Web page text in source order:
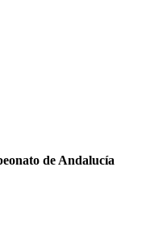
de Andalucía